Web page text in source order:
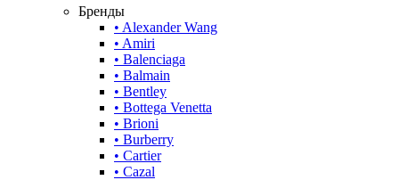
Бренды
• Alexander Wang
• Amiri
• Balenciaga
• Balmain
• Bentley
• Bottega Venetta
• Brioni
• Burberry
• Cartier
• Cazal